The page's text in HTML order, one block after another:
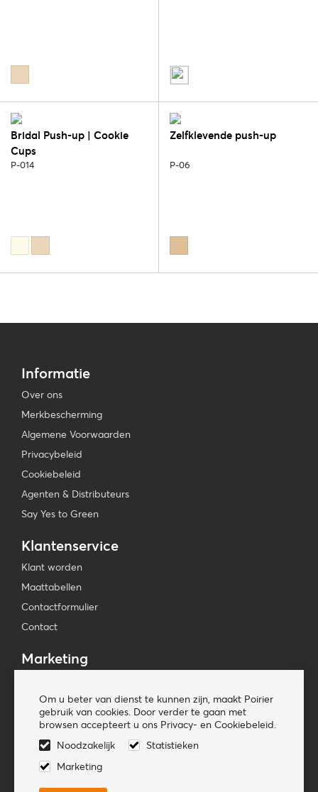
Om u beter van dienst te kunnen zijn, maakt Poirier
gebruik van cookies. Door verder te gaan met
browsen accepteert u ons Privacy- en Cookiebeleid.
Noodzakelijk
Statistieken
Marketing
Bridal Push-up | Cookie
Cups
P-014
Zelfklevende push-up
P-06
Informatie
Over ons
Merkbescherming
Algemene Voorwaarden
Privacybeleid
Cookiebeleid
Agenten & Distributeurs
Say Yes to Green
Klantenservice
Klant worden
Maattabellen
Contactformulier
Contact
Marketing
Pers & Media
Nieuwsbrieven
Volg ons